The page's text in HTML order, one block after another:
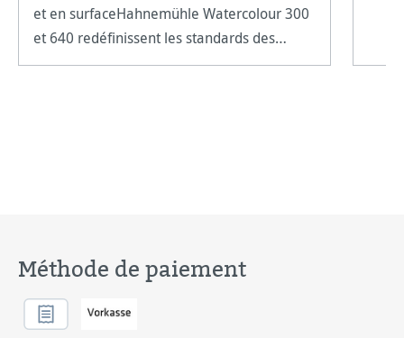
et en surfaceHahnemühle Watercolour 300
et 640 redéfinissent les standards des
papiers aquarelles de qualité. Une variété
Méthode de paiement